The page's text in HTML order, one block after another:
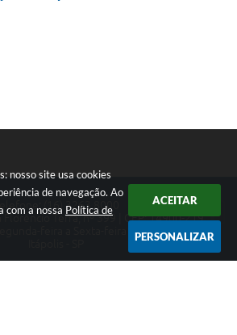
nosso site usa cookies
de navegação. Ao
com a nossa Política de
ACEITAR
PERSONALIZAR
(16) 3263.8000
Terra, nº 399 | CEP: 14900-219
feira a Sexta-feira das 08h às 17h